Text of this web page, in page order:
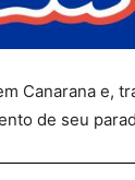
Canarana e,
de seu